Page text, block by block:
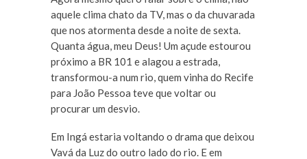
aquele clima chato da TV, mas o da chuvarada
que nos atormenta desde a noite de sexta.
Quanta água, meu Deus! Um açude estourou
próximo a BR 101 e alagou a estrada,
transformou-a num rio, quem vinha do Recife
para João Pessoa teve que voltar ou
procurar um desvio.
Em Ingá estaria voltando o drama que deixou
Vavá da Luz do outro lado do rio. E em